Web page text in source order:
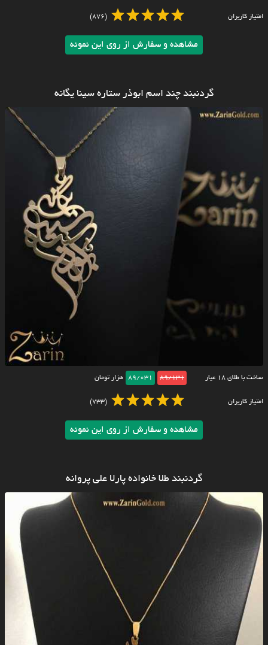
امتیاز کاربران (876)
مشاهده و سفارش از روی این نمونه
گردنبند چند اسم ابوذر ستاره سینا یگانه
ساخت با طلای ۱۸ عیار 89/131
89/031 هزار تومان
امتیاز کاربران (733)
مشاهده و سفارش از روی این نمونه
گردنبند طلا خانواده پارلا علی پروانه